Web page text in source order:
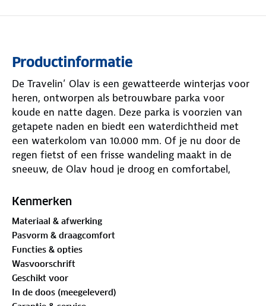
Productinformatie
De Travelin’ Olav is een gewatteerde winterjas voor
heren, ontworpen als betrouwbare parka voor
koude en natte dagen. Deze parka is voorzien van
getapete naden en biedt een waterdichtheid met
een waterkolom van 10.000 mm. Of je nu door de
regen fietst of een frisse wandeling maakt in de
sneeuw, de Olav houd je droog en comfortabel,
klittenbandsluiting sluit de jas goed aan rond de
pols, terwijl de windmanchetten met duimgat extra
bescherming bieden tegen de kou. De jas is volledig
gewatteerd en daardoor ideaal als winterjas voor
dagelijks gebruik of avonturen in de natuur.
Kenmerken
Materiaal & afwerking
Pasvorm & draagcomfort
Functies & opties
Wasvoorschrift
Geschikt voor
In de doos (meegeleverd)